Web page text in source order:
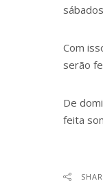
Com
serão
De
feita